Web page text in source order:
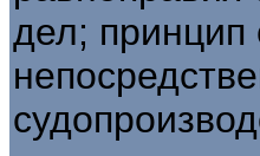
дел; принцип